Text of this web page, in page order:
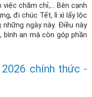
chăm chỉ,... Bên cạnh
đi chúc Tết, lì xì lấy lộc
ngày này. Điều này
bình an mà còn góp phần
chính thức -